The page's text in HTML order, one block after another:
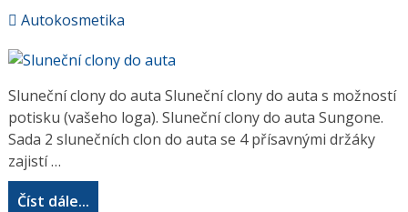
Autokosmetika
Sluneční clony do auta Sluneční clony do auta s možností
potisku (vašeho loga). Sluneční clony do auta Sungone.
Sada 2 slunečních clon do auta se 4 přísavnými držáky
zajistí …
Číst dále...